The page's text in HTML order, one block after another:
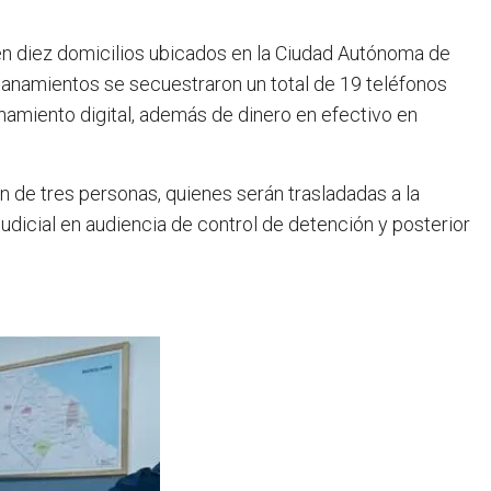
diez domicilios ubicados en la Ciudad Autónoma de
se secuestraron un total de 19 teléfonos
digital, además de dinero en efectivo en
tres personas, quienes serán trasladadas a la
en audiencia de control de detención y posterior